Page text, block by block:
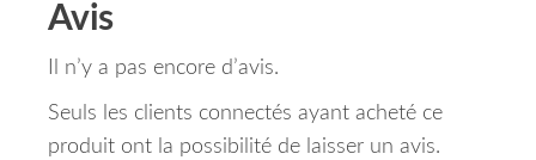
Avis
Il n’y a pas encore d’avis.
Seuls les clients connectés ayant acheté ce
produit ont la possibilité de laisser un avis.